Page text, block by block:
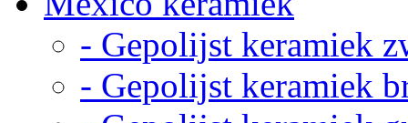
- Gepolijst keramiek
- Gepolijst keramiek